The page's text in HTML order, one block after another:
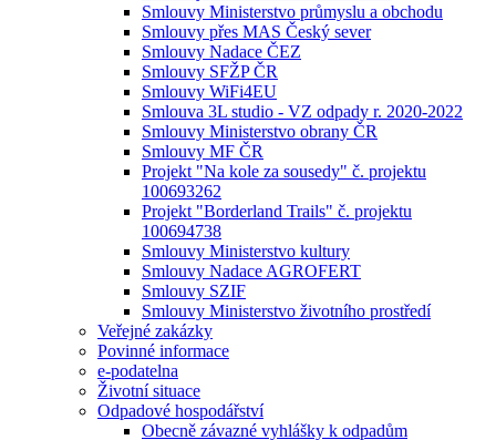
Smlouvy Ministerstvo průmyslu a obchodu
Smlouvy přes MAS Český sever
Smlouvy Nadace ČEZ
Smlouvy SFŽP ČR
Smlouvy WiFi4EU
Smlouva 3L studio - VZ odpady r. 2020-2022
Smlouvy Ministerstvo obrany ČR
Smlouvy MF ČR
Projekt "Na kole za sousedy" č. projektu
100693262
Projekt "Borderland Trails" č. projektu
100694738
Smlouvy Ministerstvo kultury
Smlouvy Nadace AGROFERT
Smlouvy SZIF
Smlouvy Ministerstvo životního prostředí
Veřejné zakázky
Povinné informace
e-podatelna
Životní situace
Odpadové hospodářství
Obecně závazné vyhlášky k odpadům